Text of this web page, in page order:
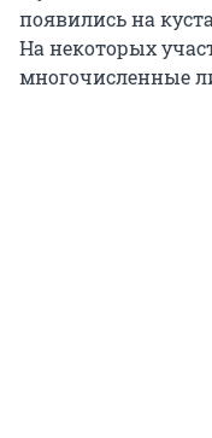
появились на
На некоторых
многочисленные